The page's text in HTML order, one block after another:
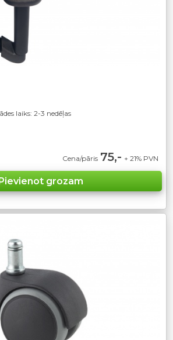
laiks: 2-3 nedēļas
Cena/pāris 75,- + 21% PVN